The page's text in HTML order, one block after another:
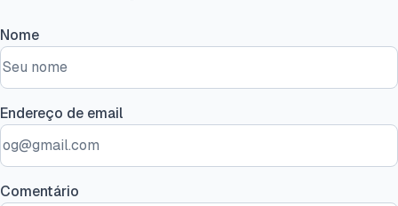
Nome
Endereço de email
Comentário